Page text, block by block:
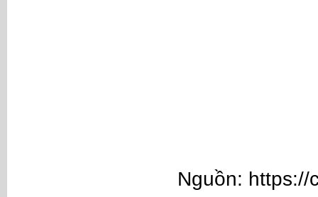
Nguồn: https://